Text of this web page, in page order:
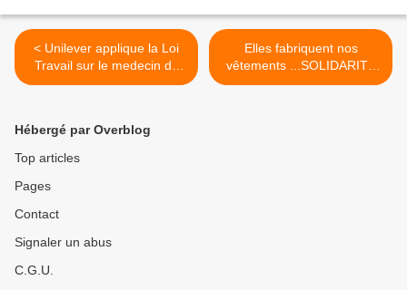
< Unilever applique la Loi
Travail sur le medecin du
Travail
Elles fabriquent nos
vêtements ...SOLIDARITÉ
avec les ouvrières du textile
Hébergé par Overblog
Top articles
Pages
Contact
Signaler un abus
C.G.U.